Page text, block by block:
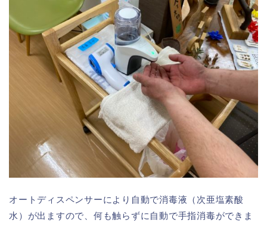
オートディスペンサーにより自動で消毒液（次亜塩素酸
水）が出ますので、何も触らずに自動で手指消毒ができま